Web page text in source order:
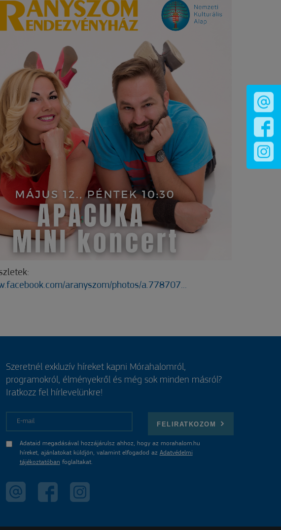
aranyszom/photos/a.778707...
Szeretnél exkluzív híreket kapni Mórahalomról,
programokról, élményekről és még sok minden másról?
Iratkozz fel hírlevelünkre!
FELIRATKOZOM
Adataid megadásával hozzájárulsz ahhoz, hogy az morahalom.hu
híreket, ajánlatokat küldjön, valamint elfogadod az Adatvédelmi
tájékoztatóban foglaltakat.